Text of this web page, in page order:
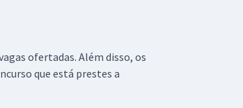
ofertadas. Além disso, os
que está prestes a